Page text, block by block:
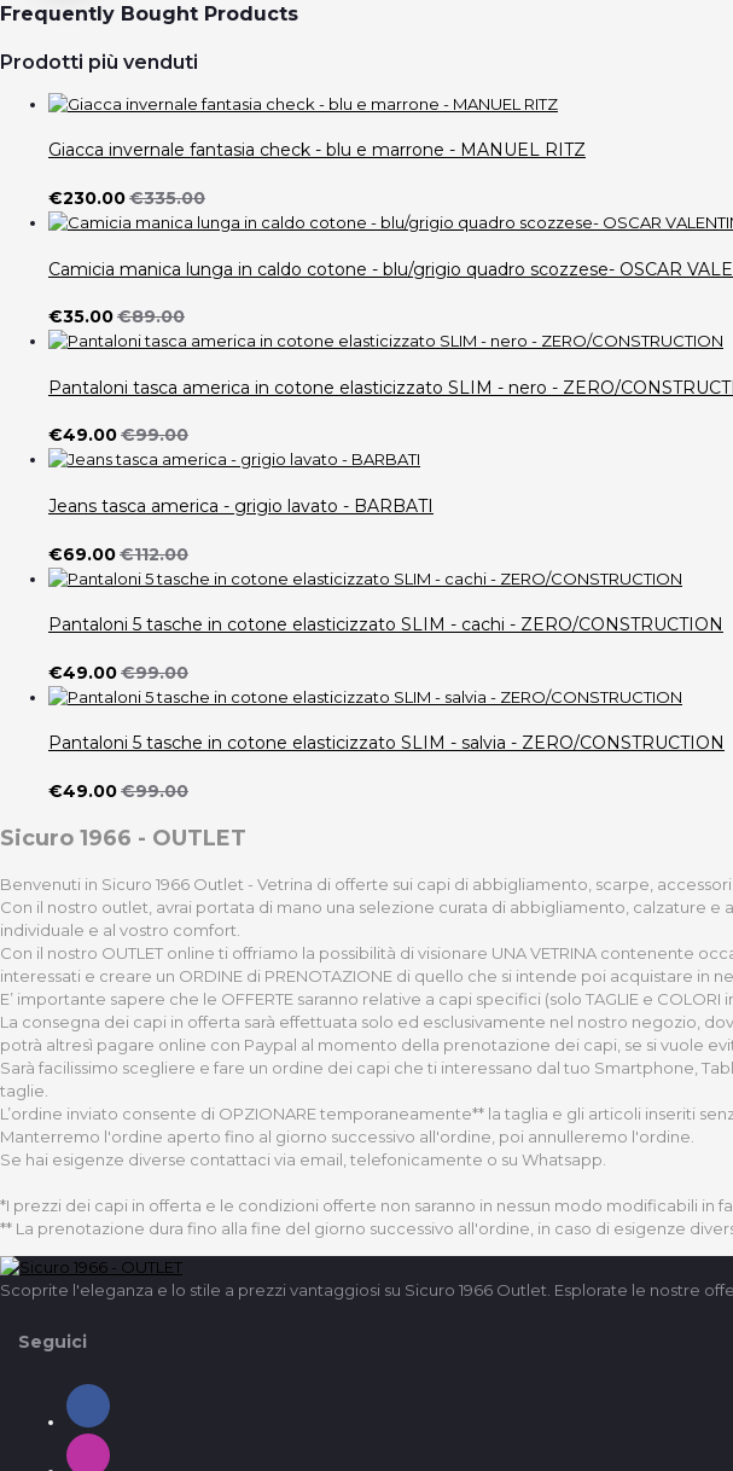
Frequently Bought Products
Prodotti più venduti
Giacca invernale fantasia check - blu e marrone - MANUEL RITZ
€230.00€335.00
Camicia manica lunga in caldo cotone - blu/grigio quadro scozzese- OSCAR
€35.00€89.00
Pantaloni tasca america in cotone elasticizzato SLIM - nero - ZERO/
€49.00€99.00
Jeans tasca america - grigio lavato - BARBATI
€69.00€112.00
Pantaloni 5 tasche in cotone elasticizzato SLIM - cachi - ZERO/CONSTRUCTION
€49.00€99.00
Pantaloni 5 tasche in cotone elasticizzato SLIM - salvia - ZERO/CONSTRUCTION
€49.00€99.00
Sicuro 1966 - OUTLET
Benvenuti in Sicuro 1966 Outlet - Vetrina di offerte sui capi di abbigliamento, scarpe, accessori
Con il nostro outlet, avrai portata di mano una selezione curata di abbigliamento, calzature
individuale e al vostro comfort.
Con il nostro OUTLET online ti offriamo la possibilità di visionare UNA VETRINA contenente
interessati e creare un ORDINE di PRENOTAZIONE di quello che si intende poi acquistare in
E’ importante sapere che le OFFERTE saranno relative a capi specifici (solo TAGLIE e COLORI
La consegna dei capi in offerta sarà effettuata solo ed esclusivamente nel nostro negozio,
potrà altresì pagare online con Paypal al momento della prenotazione dei capi, se si vuole
Sarà facilissimo scegliere e fare un ordine dei capi che ti interessano dal tuo Smartphone,
taglie.
L’ordine inviato consente di OPZIONARE temporaneamente** la taglia e gli articoli inseriti
Manterremo l'ordine aperto fino al giorno successivo all'ordine, poi annulleremo l'ordine.
Se hai esigenze diverse contattaci via email, telefonicamente o su Whatsapp.
*I prezzi dei capi in offerta e le condizioni offerte non saranno in nessun modo modificabili in
** La prenotazione dura fino alla fine del giorno successivo all'ordine, in caso di esigenze
Scoprite l'eleganza e lo stile a prezzi vantaggiosi su Sicuro 1966 Outlet. Esplorate le nostre
Seguici